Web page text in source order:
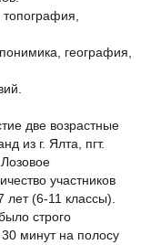
география,
две возрастные
из г. Ялта, пгт.
участников
лет (6-11 классы).
строго
минут на полосу